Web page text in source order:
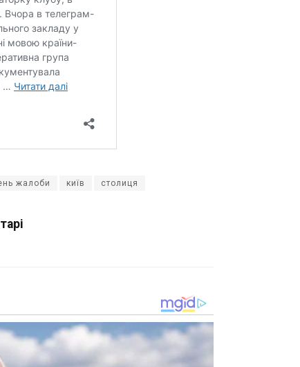
жалоби київ столиця